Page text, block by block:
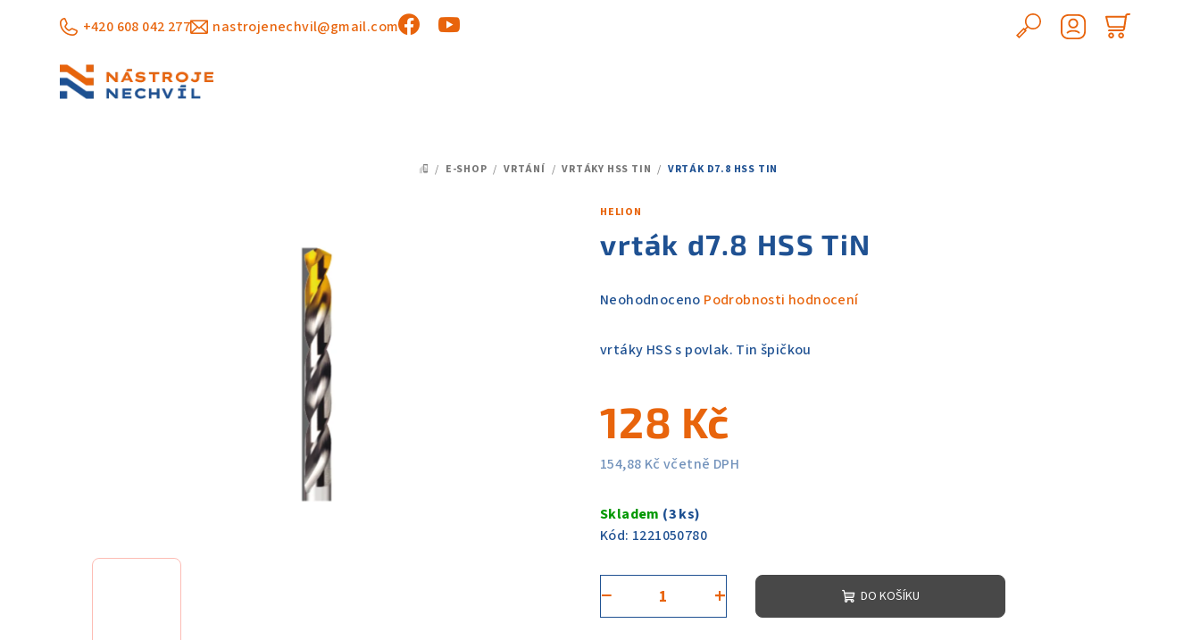
+420 608 042 277 nastrojenechvil@gmail.com
Hledat
DOMŮ
/ E-SHOP / VRTÁNÍ / VRTÁKY HSS TIN / VRTÁK D7.8 HSS TIN
HELION
vrták d7.8 HSS TiN
Průměrné
produktu
z
Neohodnoceno Podrobnosti hodnocení
vrtáky HSS s povlak. Tin špičkou
128 Kč
154,88 Kč včetně DPH
cena:
Skladem (3 ks)
Kód: 1221050780
+
− DO KOŠÍKU